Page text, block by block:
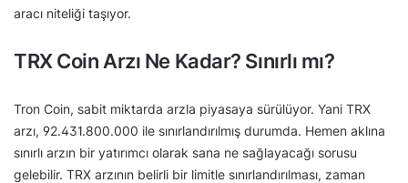
aracı niteliği taşıyor.
TRX Coin Arzı Ne Kadar? Sınırlı mı?
Tron Coin, sabit miktarda arzla piyasaya sürülüyor. Yani TRX
arzı, 92.431.800.000 ile sınırlandırılmış durumda. Hemen aklına
sınırlı arzın bir yatırımcı olarak sana ne sağlayacağı sorusu
gelebilir. TRX arzının belirli bir limitle sınırlandırılması, zaman